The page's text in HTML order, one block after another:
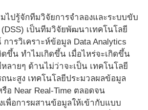
มไปรู้จักทีมวิจัยการจำลองและระบบขับ
เป็นทีมวิจัยพัฒนาเทคโนโลยี
ารวิเคราะห์ข้อมูล Data Analytics
ดขึ้น ทำไมเกิดขึ้น เมื่อไหร่จะเกิดขึ้น
ลายๆ ด้านไม่ว่าจะเป็น เทคโนโลยี
นะสูง เทคโนโลยีประมวลผลข้อมูล
อ Near Real-Time ตลอดจน
พื่อการผสานข้อมูลให้เข้ากับแบบ